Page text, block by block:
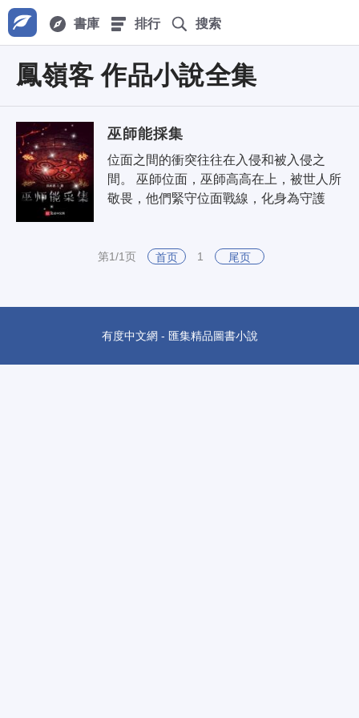
書庫 排行 搜索
鳳嶺客 作品小說全集
巫師能採集
位面之間的衝突往往在入侵和被入侵之
間。 巫師位面，巫師高高在上，被世人所
敬畏，他們緊守位面戰線，化身為守護
第1/1页 首页 1 尾页
有度中文網 - 匯集精品圖書小說